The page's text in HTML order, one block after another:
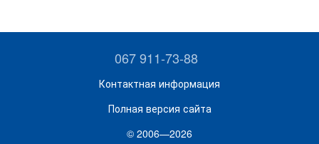
067 911-73-88
Контактная информация
Полная версия сайта
© 2006—2026